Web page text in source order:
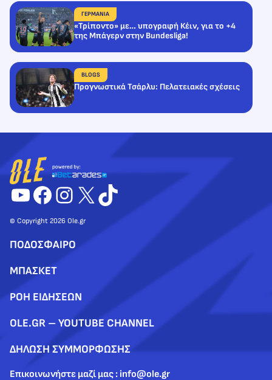
ΓΕΡΜΑΝΙΑ
«Τρίποντο» με… υπογραφή Κέιν, για το +4
της Μπάγερν στην Bundesliga!
BLOGS
Προγνωστικά Τσάρλυ: Πελατειακές σχέσεις
YouTube
Facebook
Instagram
X TikTok
© Copyright 2026 Ole.gr
ΠΟΔΟΣΦΑΙΡΟ
ΜΠΑΣΚΕΤ
ΡΟΗ ΕΙΔΗΣΕΩΝ
OLE.GR – YOUTUBE CHANNEL
ΔΗΛΩΣΗ ΣΥΜΜΟΡΦΩΣΗΣ
Επικοινωνήστε μαζί μας : info@ole.gr